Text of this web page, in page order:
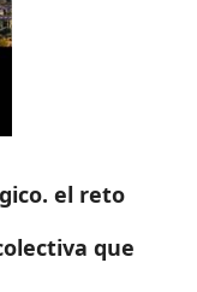
el reto
que